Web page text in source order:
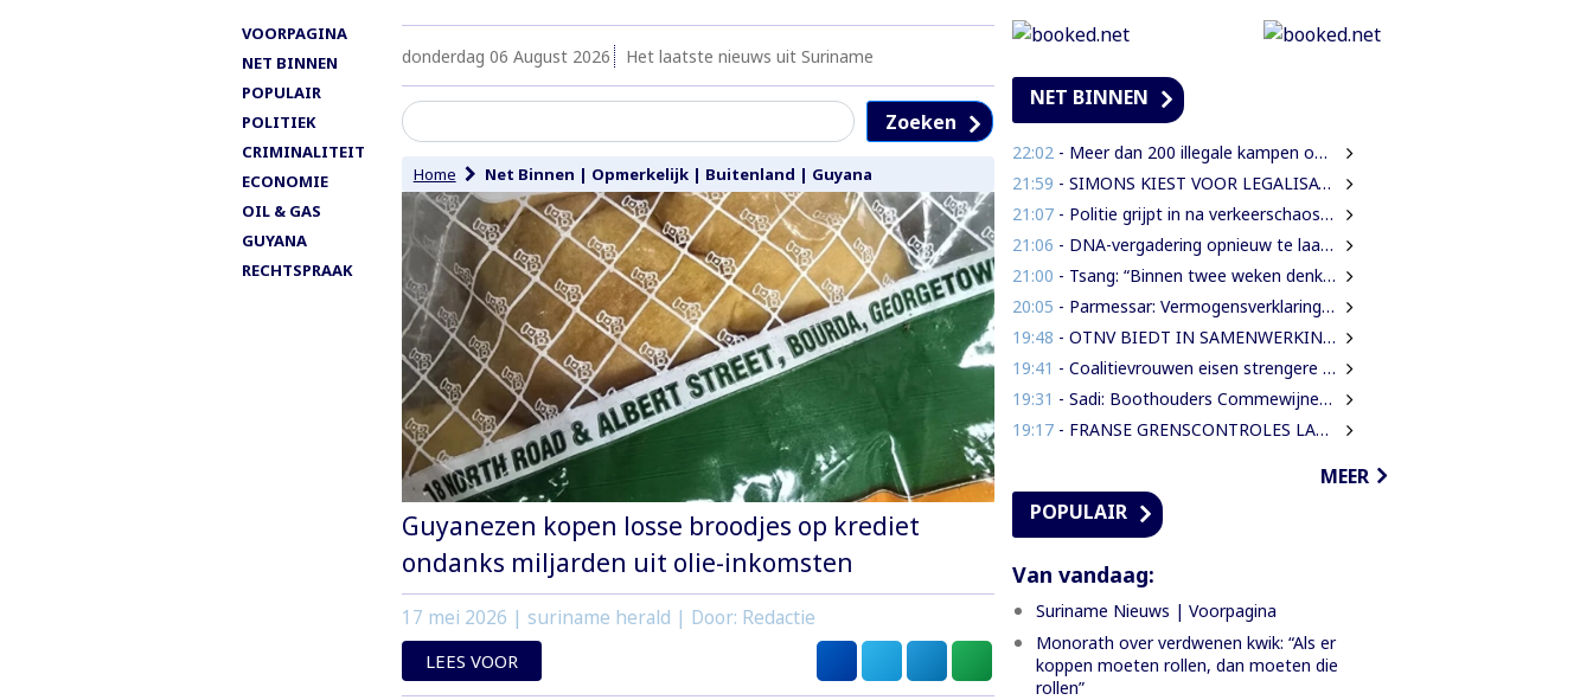
VOORPAGINA
NET BINNEN
POPULAIR
POLITIEK
CRIMINALITEIT
ECONOMIE
OIL & GAS
GUYANA
RECHTSPRAAK
donderdag 06 August 2026 Het laatste nieuws uit Suriname
Zoeken
Home Net Binnen | Opmerkelijk| Buitenland | Guyana
Guyanezen kopen losse broodjes op krediet
ondanks miljarden uit olie-inkomsten
17 mei 2026 | suriname herald | Door: Redactie
LEES VOOR
NET BINNEN
22:02 - Meer dan 200 illegale kampen ontmanteld tijdens operatie bij Moeroekreek
21:59 - SIMONS KIEST VOOR LEGALISATIE BOVEN UITZETTING VAN LANGDURIG VERBLIJVENDE VREEMDELINGEN
21:07- Politie grijpt in na verkeerschaos door afsluiting Domineestraat
21:06 - DNA-vergadering opnieuw te laat begonnen, leden eisen aanpak laatkomers
21:00 - Tsang: “Binnen twee weken denk ik dat we klaar moeten zijn met werkzaamheden Domineestraat”
20:05 - Parmessar: Vermogensverklaringen mogelijk geopend bij Anti-corruptie unit
19:48 - OTNV BIEDT IN SAMENWERKING MET HAAR INTERNATIONALE PARTNERS 200 GRATIS STUDIEBEURZEN AAN TECHNISCH TALENT
19:41 - Coalitievrouwen eisen strengere gedragsregels in DNA na uitspraak Van Samson
19:31 - Sadi: Boothouders Commewijne zijn desperate, wachten 6 jaren op tariefaanpassing
19:17- FRANSE GRENSCONTROLES LANGS MAROWIJNERIVIER WEDEROM FORS AANGESCHERPT
MEER
POPULAIR
Van vandaag:
Suriname Nieuws | Voorpagina
Monorath over verdwenen kwik: “Als er
koppen moeten rollen, dan moeten die
rollen”